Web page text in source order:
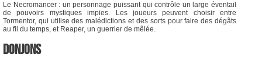
Le Necromancer : un personnage puissant qui contrôle un large éventail
de pouvoirs mystiques impies. Les joueurs peuvent choisir entre
Tormentor, qui utilise des malédictions et des sorts pour faire des dégâts
au fil du temps, et Reaper, un guerrier de mêlée.
DONJONS